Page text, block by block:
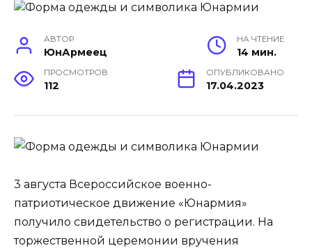
АВТОР
ЮнАрмеец
НА ЧТЕНИЕ
14 мин.
ПРОСМОТРОВ
112
ОПУБЛИКОВАНО
17.04.2023
3 августа Всероссийское военно-
патриотическое движение «Юнармия»
получило свидетельство о регистрации. На
торжественной церемонии вручения